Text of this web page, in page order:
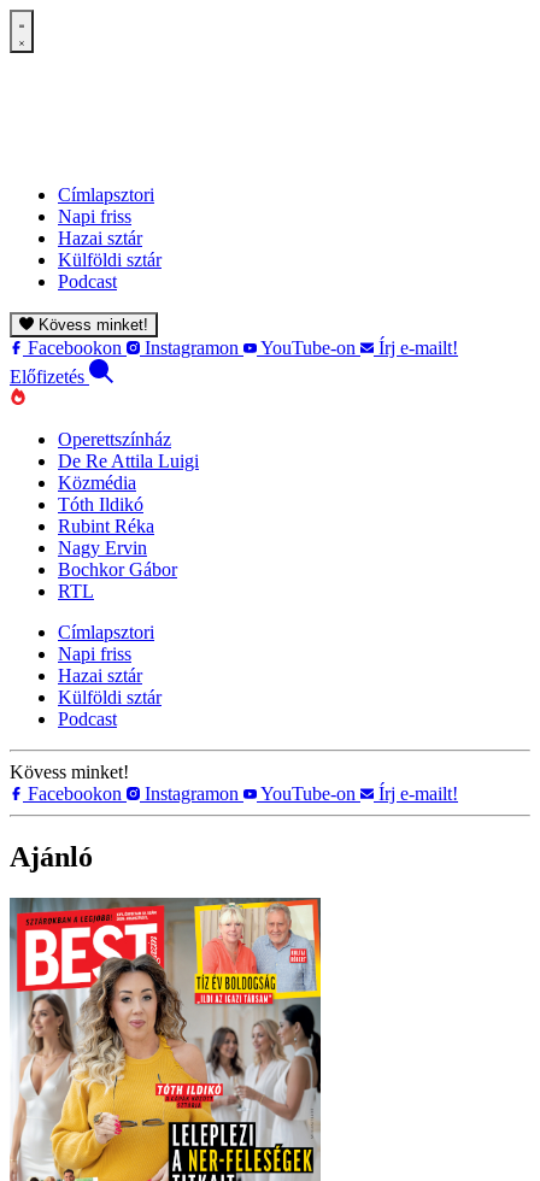
Címlapsztori
Napi friss
Hazai sztár
Külföldi sztár
Podcast
Kövess minket!
Facebookon Instagramon YouTube-on
Írj e-mailt!
Előfizetés
Operettszínház
De Re Attila Luigi
Közmédia
Tóth Ildikó
Rubint Réka
Nagy Ervin
Bochkor Gábor
RTL
Címlapsztori
Napi friss
Hazai sztár
Külföldi sztár
Podcast
Kövess minket!
Facebookon
Instagramon YouTube-on Írj e-mailt!
Ajánló